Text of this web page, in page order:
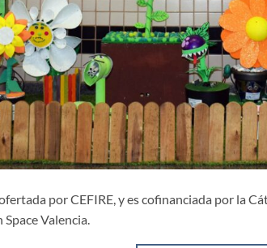
por CEFIRE, y es cofinanciada por la
Valencia.